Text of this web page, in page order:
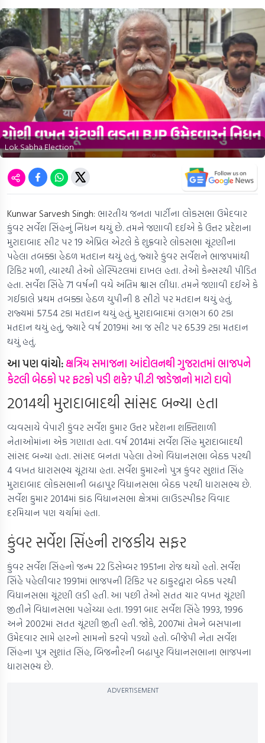
Lok Sabha Election
Kunwar Sarvesh Singh: ભારતીય જનતા પાર્ટીના લોકસભા ઉમેદવાર
કુંવર સર્વેશ સિંહનું નિધન થયું છે. તમને જણાવી દઈએ કે ઉત્તર પ્રદેશના
મુરાદાબાદ સીટ પર 19 એપ્રિલ એટલે કે શુક્રવારે લોકસભા ચૂંટણીના
પહેલા તબક્કા હેઠળ મતદાન થયું હતું. જ્યારે કુંવર સર્વેશને ભાજપમાંથી
ટિકિટ મળી, ત્યારથી તેઓ હોસ્પિટલમાં દાખલ હતા. તેઓ કેન્સરથી પીડિત
હતા. સર્વેશ સિંહે 71 વર્ષની વયે અંતિમ શ્વાસ લીધા. તમને જણાવી દઈએ કે
ગઈકાલે પ્રથમ તબક્કા હેઠળ યુપીની 8 સીટો પર મતદાન થયું હતું.
રાજ્યમાં 57.54 ટકા મતદાન થયું હતું. મુરાદાબાદમાં લગભગ 60 ટકા
મતદાન થયું હતું, જ્યારે વર્ષ 2019માં આ જ સીટ પર 65.39 ટકા મતદાન
થયું હતું.
આ પણ વાંચો:ક્ષત્રિય સમાજના આંદોલનથી ગુજરાતમાં ભાજપને
કેટલી બેઠકો પર ફટકો પડી શકે? પી.ટી જાડેજાનો માટો દાવો
2014થી મુરાદાબાદથી સાંસદ બન્યા હતા
વ્યવસાયે વેપારી કુંવર સર્વેશ કુમાર ઉત્તર પ્રદેશના શક્તિશાળી
નેતાઓમાંના એક ગણાતા હતા. વર્ષ 2014માં સર્વેશ સિંહ મુરાદાબાદથી
સાંસદ બન્યા હતા. સાંસદ બનતા પહેલા તેઓ વિધાનસભા બેઠક પરથી
4 વખત ધારાસભ્ય ચૂંટાયા હતા. સર્વેશ કુમારનો પુત્ર કુંવર સુશાંત સિંહ
મુરાદાબાદ લોકસભાની બઢાપુર વિધાનસભા બેઠક પરથી ધારાસભ્ય છે.
સર્વેશ કુમાર 2014માં કાંઠ વિધાનસભા ક્ષેત્રમાં લાઉડસ્પીકર વિવાદ
દરમિયાન પણ ચર્ચામાં હતા.
કુંવર સર્વેશ સિંહની રાજકીય સફર
કુંવર સર્વેશ સિંહનો જન્મ 22 ડિસેમ્બર 1951ના રોજ થયો હતો. સર્વેશ
સિંહે પહેલીવાર 1991માં ભાજપની ટિકિટ પર ઠાકુરદ્વારા બેઠક પરથી
વિધાનસભા ચૂંટણી લડી હતી. આ પછી તેઓ સતત ચાર વખત ચૂંટણી
જીતીને વિધાનસભા પહોંચ્યા હતા. 1991 બાદ સર્વેશ સિંહે 1993, 1996
અને 2002માં સતત ચૂંટણી જીતી હતી. જોકે, 2007માં તેમને બસપાના
ઉમેદવાર સામે હારનો સામનો કરવો પડ્યો હતો. બીજેપી નેતા સર્વેશ
સિંહના પુત્ર સુશાંત સિંહ, બિજનૌરની બઢાપુર વિધાનસભાના ભાજપના
ધારાસભ્ય છે.
ADVERTISEMENT